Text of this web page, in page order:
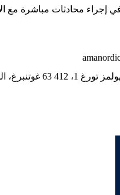
إجراء محادثات مباشرة مع
غوتنبرغ، السويد